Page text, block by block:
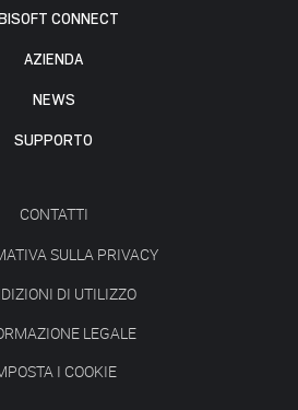
CONNECT
AZIENDA
NEWS
SUPPORTO
CONTATTI
SULLA PRIVACY
DI UTILIZZO
LEGALE
I COOKIE